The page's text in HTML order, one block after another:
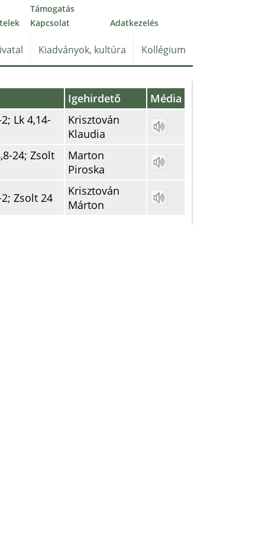
Támogatás
Kapcsolat Adatkezelés
Kiadványok, kultúra Kollégium
Igehirdető
Média
Lk 4,14-
Krisztován
Klaudia
24; Zsolt
Marton
Piroska
2; Zsolt 24
Krisztován
Márton